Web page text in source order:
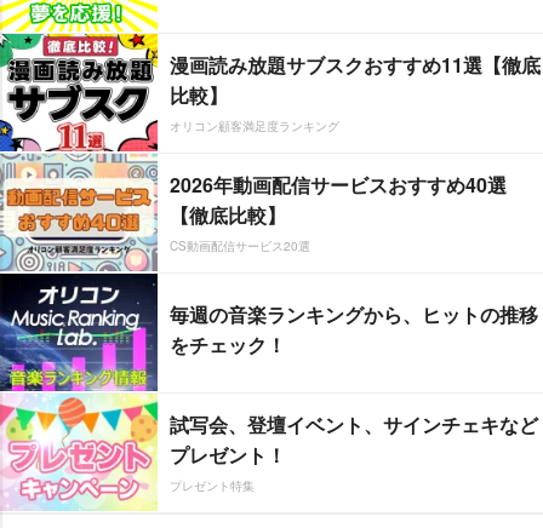
漫画読み放題サブスクおすすめ11選【徹底
比較】
オリコン顧客満足度ランキング
2026年動画配信サービスおすすめ40選
【徹底比較】
CS動画配信サービス20選
毎週の音楽ランキングから、ヒットの推移
をチェック！
試写会、登壇イベント、サインチェキなど
プレゼント！
プレゼント特集